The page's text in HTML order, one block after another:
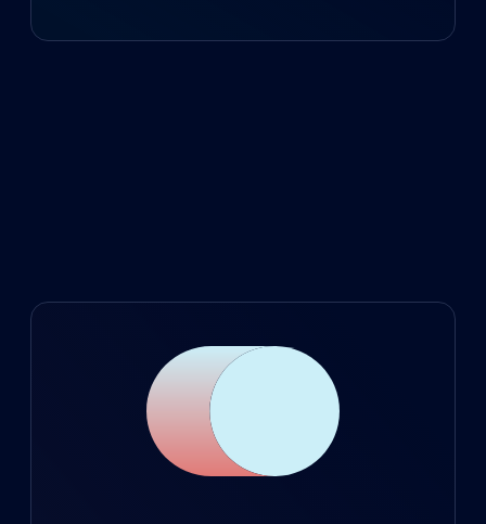
als Boutique SaaS beinhaltet immer ein